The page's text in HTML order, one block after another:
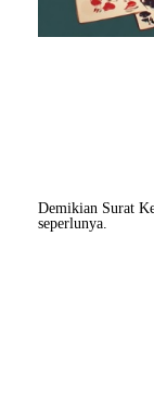
Demikian Surat
seperlunya.